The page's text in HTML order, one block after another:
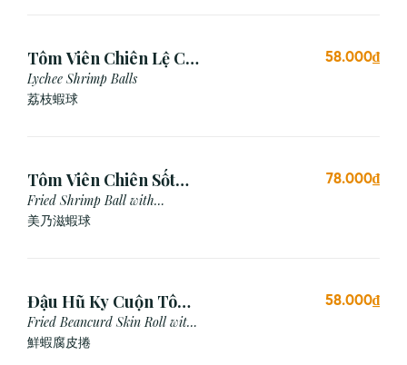
Tôm Viên Chiên Lệ Chi
(3 viên)
Lychee Shrimp Balls
荔枝蝦球
58.000₫
Tôm Viên Chiên Sốt
Mayonnaise (3 viên)
Fried Shrimp Ball with
Mayonnaise Sauce
美乃滋蝦球
78.000₫
Đậu Hũ Ky Cuộn Tôm
Chiên (3 cái)
Fried Beancurd Skin Roll with
Shrimp
鮮蝦腐皮捲
58.000₫